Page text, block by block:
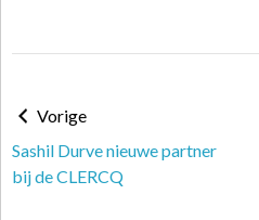
Vorige
Sashil Durve nieuwe partner
bij de CLERCQ